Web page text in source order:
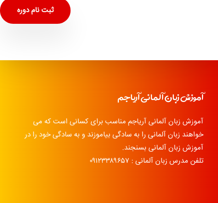
ثبت نام دوره
آموزش زبان آلمانی آریاجم
آموزش زبان آلمانی آریاجم مناسب برای کسانی است که می
خواهند زبان آلمانی را به سادگی بیاموزند و به سادگی خود را در
آموزش زبان آلمانی بسنجند.
تلفن مدرس زبان آلمانی : ۰۹۱۲۳۳۸۹۶۵۷